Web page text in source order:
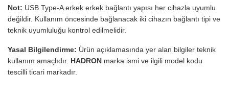
Not: USB Type-A erkek erkek bağlantı yapısı her cihazla uyumlu
değildir. Kullanım öncesinde bağlanacak iki cihazın bağlantı tipi ve
teknik uyumluluğu kontrol edilmelidir.
Yasal Bilgilendirme: Ürün açıklamasında yer alan bilgiler teknik
kullanım amaçlıdır. HADRON marka ismi ve ilgili model kodu
tescilli ticari markadır.